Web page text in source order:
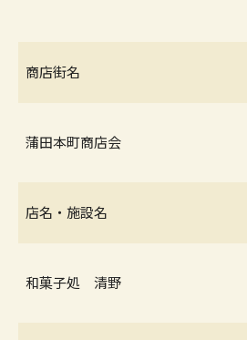
商店街名
蒲田本町商店会
店名・施設名
和菓子処 清野